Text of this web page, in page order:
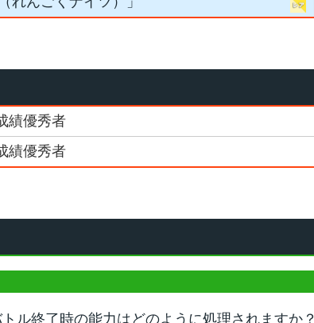
績優秀者
績優秀者
トル終了時の能力はどのように処理されますか？